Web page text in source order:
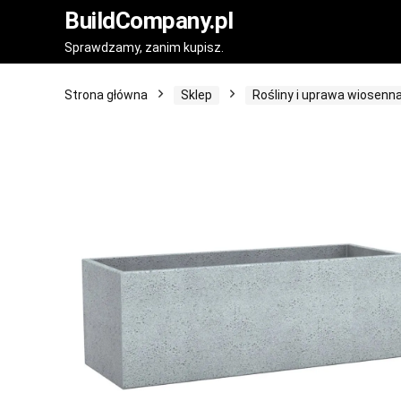
BuildCompany.pl
Sprawdzamy, zanim kupisz.
Strona główna Sklep Rośliny i uprawa